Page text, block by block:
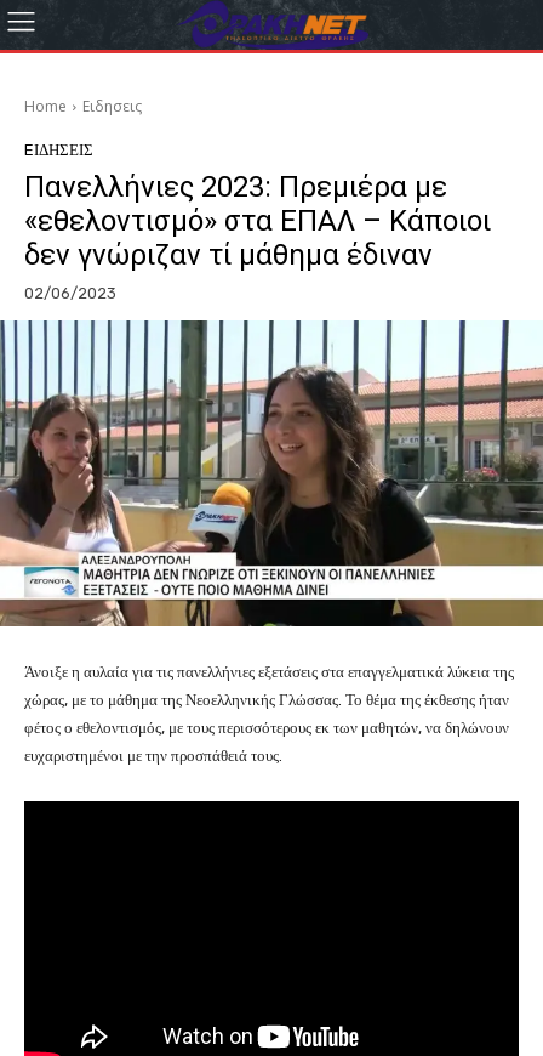
Home Eιδησεις
EΙΔΗΣΕΙΣ
Πανελλήνιες 2023: Πρεμιέρα με
«εθελοντισμό» στα ΕΠΑΛ – Κάποιοι
δεν γνώριζαν τί μάθημα έδιναν
02/06/2023
Άνοιξε η αυλαία για τις πανελλήνιες εξετάσεις στα επαγγελματικά λύκεια της
χώρας, με το μάθημα της Νεοελληνικής Γλώσσας. Το θέμα της έκθεσης ήταν
φέτος ο εθελοντισμός, με τους περισσότερους εκ των μαθητών, να δηλώνουν
ευχαριστημένοι με την προσπάθειά τους.